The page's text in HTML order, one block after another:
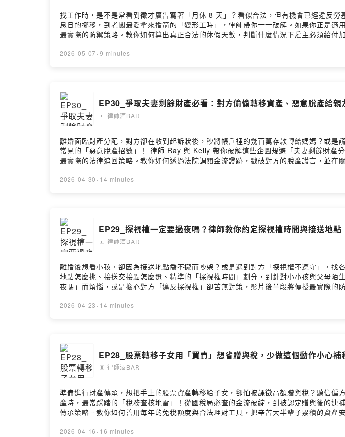
找工作時，是不是常看到徵才廣告寫著「月休 8 天」？看似合法，但有機會已經違反
息日的挪移，到老闆最愛拿來擋箭的「變形工時」，律師帶你一一破解。如果你正是
最實際的防禦策略。教你如何算出真正合法的休假天數，判斷什麼情況下雇主必須給
據與自保策略留言告訴我你對這一集的想法歡迎來信與我們聯繫：
2026-05-07 · 9 minutes
EP30_爭取夫妻剩餘財產必看：對方偷偷轉移資產、惡意脫產給親
🄴 律師酒BAR
離婚面臨財產分配，對方卻在收到起訴狀後，秒將帳戶裡的幾百萬存款轉給媽媽？或
常見的「惡意脫產招數」！ 律師 Ray 與 Kelly 帶你破解這些企圖規避「夫妻剩餘財產
最實際的法律追回策略。教你如何透過法院調閱金流證跡，戳破對方的脫產謊言，並
把錢拿回來留言告訴我你對這一集的想法歡迎來信與我們聯繫：
2026-04-30 · 14 minutes
EP29_探視權一定要過夜嗎？律師教你約定探視權時間與接送地點
🄴 律師酒BAR
離婚後想看小孩，卻因為接送地點喬不攏而吵架？或是遇到對方「探視權不遵守」，
地點怎麼挑、接送交接點怎麼選、精準的「探視權時間」劃分，到針對小小孩與父母
夜嗎」而煩惱，或是擔心對方「違反探視權」卻苦無對策，影片後半段將傳授最實際
接送地點的實務建議📌面對對方「探視權不遵守」與「違反探視權」的法律反擊留言
2026-04-23 · 14 minutes
EP28_股票轉移子女用「買賣」想省贈與稅，少做這個動作小心補
🄴 律師酒BAR
準備進行財產傳承，想把手上的股票資產轉移給子女，卻怕被課徵高額贈與稅？聽信
產時，最常踩踏的「稅務查核地雷」！從國稅局必查的金流破綻，到被認定贈與後的
傳承策略。教你如何善用每年的免稅額度與合法理財工具，把辛苦大半輩子累積的資
告訴我你對這一集的想法歡迎來信與我們聯繫：lawyerbartalks@gmail.com楊繼証
2026-04-16 · 16 minutes